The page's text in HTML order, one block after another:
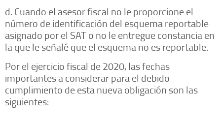
d. Cuando el asesor fiscal no le proporcione el
número de identificación del esquema reportable
asignado por el SAT o no le entregue constancia en
la que le señalé que el esquema no es reportable.
Por el ejercicio fiscal de 2020, las fechas
importantes a considerar para el debido
cumplimiento de esta nueva obligación son las
siguientes: